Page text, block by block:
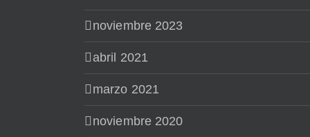
noviembre 2023
abril 2021
marzo 2021
noviembre 2020